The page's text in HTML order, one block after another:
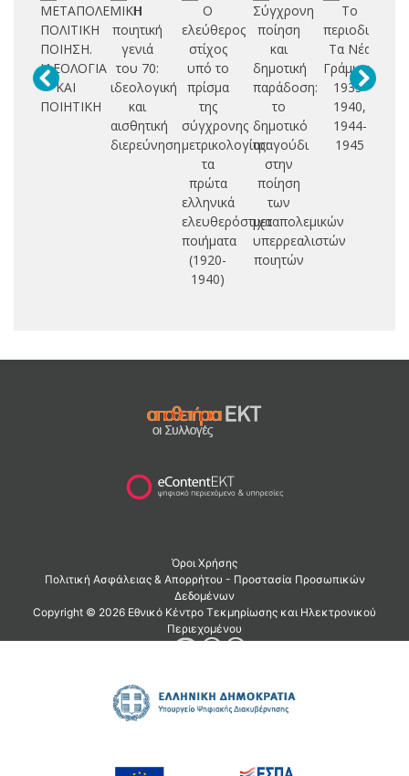
ΜΕΤΑΠΟΛΕΜΙΚΗ
ΠΟΛΙΤΙΚΗ
ΠΟΙΗΣΗ.
ΙΔΕΟΛΟΓΙΑ
ΚΑΙ
ΠΟΙΗΤΙΚΗ
Η
ποιητική
γενιά
του 70:
ιδεολογική
και
αισθητική
διερεύνηση
Ο
ελεύθερος
στίχος
υπό το
πρίσμα
της
σύγχρονης
μετρικολογίας:
τα
πρώτα
ελληνικά
ελευθερόστιχα
ποιήματα
(1920-
1940)
Σύγχρονη
ποίηση
και
δημοτική
παράδοση:
το
δημοτικό
τραγούδι
στην
ποίηση
των
μεταπολεμικών
υπερρεαλιστών
ποιητών
Το
περιοδικό
Τα Νέα
Γράμματα:
1935-
1940,
1944-
1945